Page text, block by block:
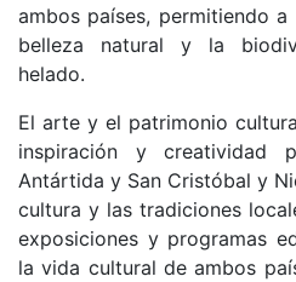
ambos países, permitiendo
belleza natural y la
helado.
El arte y el patrimonio
inspiración y creatividad
Antártida y San Cristóbal y
cultura y las tradiciones
exposiciones y programas
la vida cultural de ambos